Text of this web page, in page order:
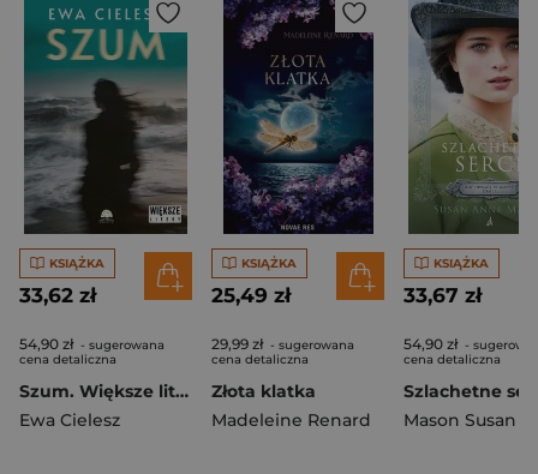
KSIĄŻKA
33,62 zł
54,90 zł - sugerowana
cena detaliczna
Szum. Większe litery
Ewa Cielesz
KSIĄŻKA
25,49 zł
29,99 zł - sugerowana
cena detaliczna
Złota klatka
Madeleine Renard
KSIĄŻKA
33,67 zł
54,90 zł -
cena detaliczna
Mason Susan